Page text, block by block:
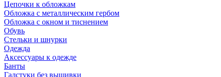
Цепочки к обложкам
Обложка с металлическим гербом
Обложка с окном и тиснением
Обувь
Стельки и шнурки
Одежда
Аксессуары к одежде
Банты
Галстуки без вышивки